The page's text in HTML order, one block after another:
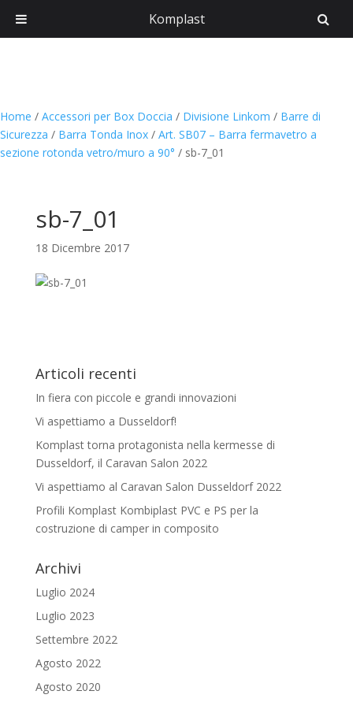
Home / Accessori per Box Doccia / Divisione Linkom / Barre di
Sicurezza / Barra Tonda Inox / Art. SB07 – Barra fermavetro a
sezione rotonda vetro/muro a 90° / sb-7_01
sb-7_01
18 Dicembre 2017
Articoli recenti
In fiera con piccole e grandi innovazioni
Vi aspettiamo a Dusseldorf!
Komplast torna protagonista nella kermesse di
Dusseldorf, il Caravan Salon 2022
Vi aspettiamo al Caravan Salon Dusseldorf 2022
Profili Komplast Kombiplast PVC e PS per la
costruzione di camper in composito
Archivi
Luglio 2024
Luglio 2023
Settembre 2022
Agosto 2022
Agosto 2020
Komplast